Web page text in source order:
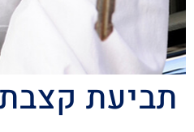
תביעת קצבת